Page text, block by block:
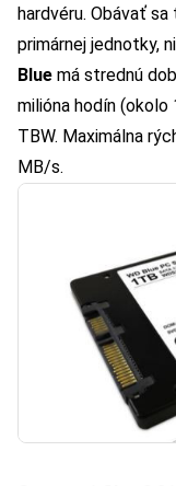
hardvéru. Obávať
primárnej jednotky,
Blue má strednú
milióna hodín (okolo
TBW. Maximálna
MB/s.